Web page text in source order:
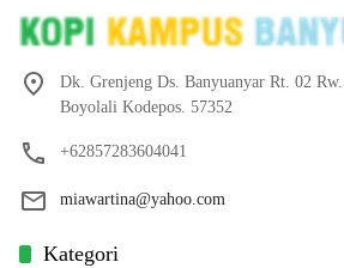
Dk. Grenjeng Ds. Banyuanyar Rt. 02
Boyolali Kodepos. 57352
+62857283604041
miawartina@yahoo.com
Kategori